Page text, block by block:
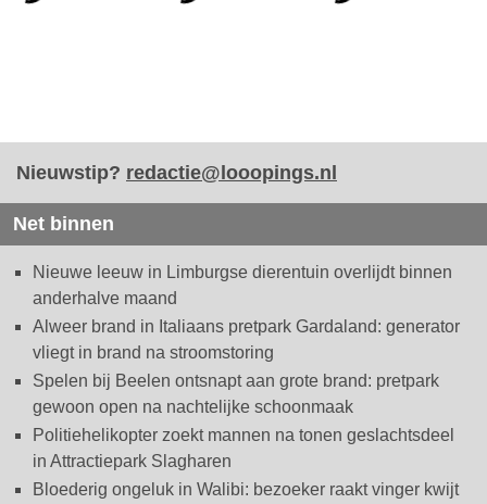
Nieuwstip? redactie@looopings.nl
Net binnen
Nieuwe leeuw in Limburgse dierentuin overlijdt binnen
anderhalve maand
Alweer brand in Italiaans pretpark Gardaland: generator
vliegt in brand na stroomstoring
Spelen bij Beelen ontsnapt aan grote brand: pretpark
gewoon open na nachtelijke schoonmaak
Politiehelikopter zoekt mannen na tonen geslachtsdeel
in Attractiepark Slagharen
Bloederig ongeluk in Walibi: bezoeker raakt vinger kwijt